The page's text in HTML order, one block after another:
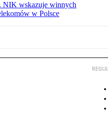
NIK wskazuje winnych
w Polsce